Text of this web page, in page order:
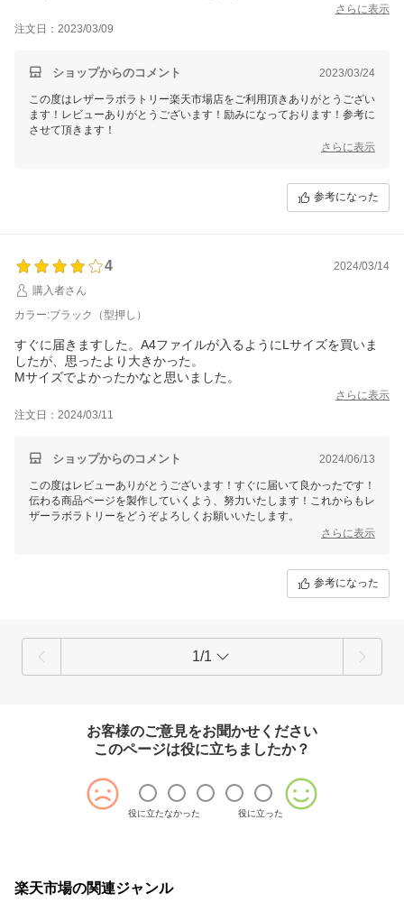
この商品は間仕切りポケットがなくて、サイズもちょうどよかっ
たです。
底鋲が付いていたら完璧でしたが、頑張って自分で付けようと思
大事に使います。
さらに表示
注文日：2023/03/09
ショップからのコメント 2023/03/24
この度はレザーラボラトリー楽天市場店をご利用頂きありがとうござい
ます！レビューありがとうございます！励みになっております！参考に
させて頂きます！
さらに表示
参考になった
4
2024/03/14
購入者さん
カラー:ブラック（型押し）
すぐに届きますした。A4ファイルが入るようにLサイズを買いま
したが、思ったより大きかった。
Mサイズでよかったかなと思いました。
さらに表示
注文日：2024/03/11
ショップからのコメント 2024/06/13
この度はレビューありがとうございます！すぐに届いて良かったです！
伝わる商品ページを製作していくよう、努力いたします！これからもレ
ザーラボラトリーをどうぞよろしくお願いいたします。
さらに表示
参考になった
1/1
お客様のご意見をお聞かせください
このページは役に立ちましたか？
役に立たなかった 役に立った
楽天市場の関連ジャンル